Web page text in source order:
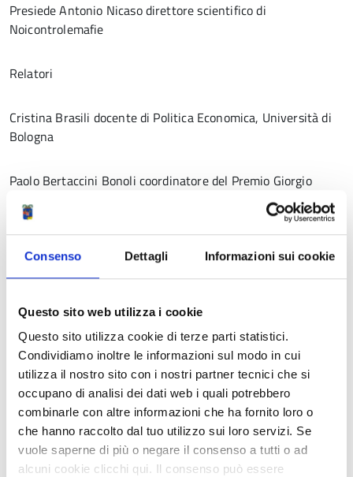
Consenso Dettagli Informazioni sui cookie
Questo sito web utilizza i cookie
Questo sito utilizza cookie di terze parti statistici.
Condividiamo inoltre le informazioni sul modo in cui
utilizza il nostro sito con i nostri partner tecnici che si
occupano di analisi dei dati web i quali potrebbero
combinarle con altre informazioni che ha fornito loro o
che hanno raccolto dal tuo utilizzo sui loro servizi. Se
vuole saperne di più o negare il consenso a tutti o ad
alcuni cookie clicchi qui. Il consenso può essere
Presiede Antonio Nicaso direttore scientifico di
Noicontrolemafie
Relatori
Cristina Brasili docente di Politica Economica, Università di
Bologna
Paolo Bertaccini Bonoli coordinatore del Premio Giorgio
Ambrosoli e Centro Studi
Europeo di Firenze
Conclusioni
Nicola Gratteri procuratore aggiunto Dda di Reggio Calabria